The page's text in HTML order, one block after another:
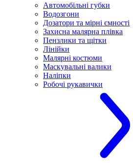
Автомобільні губки
Водозгони
Дозатори та мірні ємності
Захисна малярна плівка
Пензлики та щітки
Лінійки
Малярні костюми
Маскувальні валики
Наліпки
Робочі рукавички